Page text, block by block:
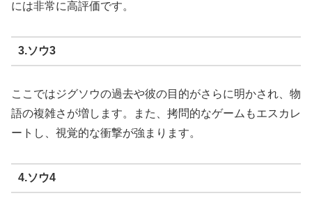
には非常に高評価です。
3.ソウ3
ここではジグソウの過去や彼の目的がさらに明かされ、物
語の複雑さが増します。また、拷問的なゲームもエスカレ
ートし、視覚的な衝撃が強まります。
4.ソウ4